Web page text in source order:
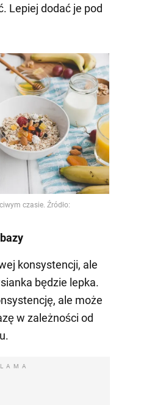
Lepiej dodać je pod
konsystencji, ale
będzie lepka.
ale może
w zależności od